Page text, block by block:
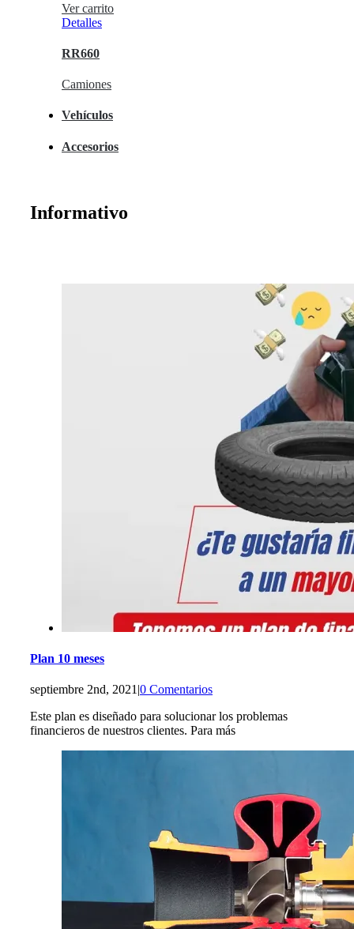
Ver carrito
Detalles
RR660
Camiones
Vehículos
Accesorios
Informativo
Plan 10 meses
septiembre 2nd, 2021 |0 Comentarios
Este plan es diseñado para solucionar los problemas
financieros de nuestros clientes. Para más